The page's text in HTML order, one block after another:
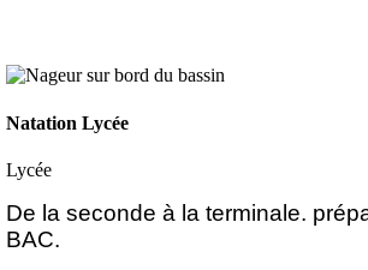
Natation Lycée
Lycée
De la seconde à la terminale.
BAC.